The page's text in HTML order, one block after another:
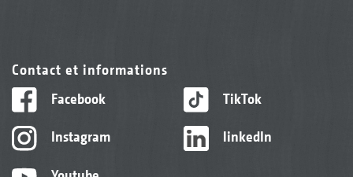
Contact et informations
Facebook
Instagram
TikTok
linkedIn